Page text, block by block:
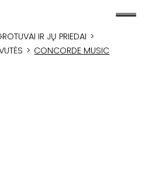
IR JŲ PRIEDAI >
> CONCORDE MUSIC